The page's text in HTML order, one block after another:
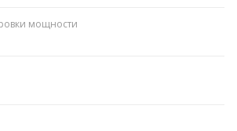
мощности